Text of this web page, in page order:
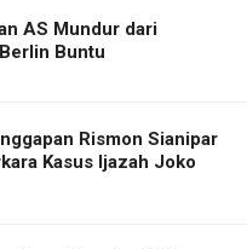
AS Mundur dari
Buntu
Rismon Sianipar
Kasus Ijazah Joko